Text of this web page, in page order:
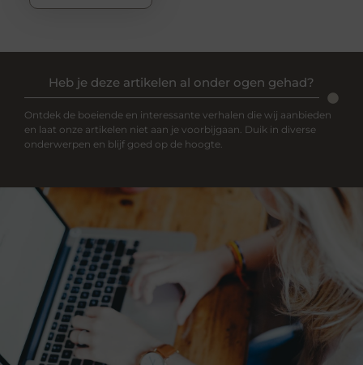
Heb je deze artikelen al onder ogen gehad?
Ontdek de boeiende en interessante verhalen die wij aanbieden
en laat onze artikelen niet aan je voorbijgaan. Duik in diverse
onderwerpen en blijf goed op de hoogte.